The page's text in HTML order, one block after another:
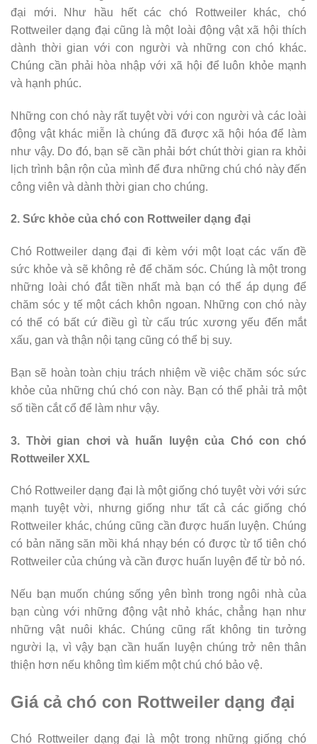
đại mới. Như hầu hết các chó Rottweiler khác, chó
Rottweiler dạng đại cũng là một loài động vật xã hội thích
dành thời gian với con người và những con chó khác.
Chúng cần phải hòa nhập với xã hội để luôn khỏe mạnh
và hạnh phúc.
Những con chó này rất tuyệt vời với con người và các loài
động vật khác miễn là chúng đã được xã hội hóa để làm
như vậy. Do đó, bạn sẽ cần phải bớt chút thời gian ra khỏi
lịch trình bận rộn của mình để đưa những chú chó này đến
công viên và dành thời gian cho chúng.
2. Sức khỏe của chó con Rottweiler dạng đại
Chó Rottweiler dạng đại đi kèm với một loạt các vấn đề
sức khỏe và sẽ không rẻ để chăm sóc. Chúng là một trong
những loài chó đắt tiền nhất mà bạn có thể áp dụng để
chăm sóc y tế một cách khôn ngoan. Những con chó này
có thể có bất cứ điều gì từ cấu trúc xương yếu đến mắt
xấu, gan và thận nội tạng cũng có thể bị suy.
Bạn sẽ hoàn toàn chịu trách nhiệm về việc chăm sóc sức
khỏe của những chú chó con này. Bạn có thể phải trả một
số tiền cắt cổ để làm như vậy.
3. Thời gian chơi và huấn luyện của Chó con chó
Rottweiler XXL
Chó Rottweiler dạng đại là một giống chó tuyệt vời với sức
mạnh tuyệt vời, nhưng giống như tất cả các giống chó
Rottweiler khác, chúng cũng cần được huấn luyện. Chúng
có bản năng săn mồi khá nhạy bén có được từ tổ tiên chó
Rottweiler của chúng và cần được huấn luyện để từ bỏ nó.
Nếu bạn muốn chúng sống yên bình trong ngôi nhà của
bạn cùng với những động vật nhỏ khác, chẳng hạn như
những vật nuôi khác. Chúng cũng rất không tin tưởng
người lạ, vì vậy bạn cần huấn luyện chúng trở nên thân
thiện hơn nếu không tìm kiếm một chú chó bảo vệ.
Giá cả chó con Rottweiler dạng đại
Chó Rottweiler dạng đại là một trong những giống chó